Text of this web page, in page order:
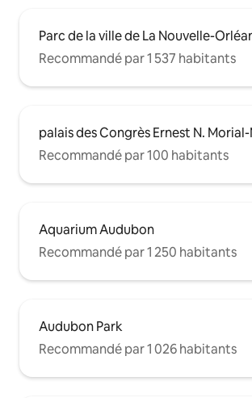
Parc de la ville de La Nouvelle-
Recommandé par 1 537 habitants
palais des Congrès Ernest N.
Recommandé par 100 habitants
Aquarium Audubon
Recommandé par 1 250 habitants
Audubon Park
Recommandé par 1 026 habitants